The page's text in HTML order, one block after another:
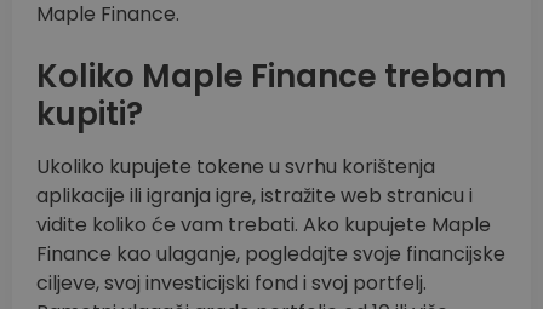
Maple Finance.
Koliko Maple Finance trebam
kupiti?
Ukoliko kupujete tokene u svrhu korištenja
aplikacije ili igranja igre, istražite web stranicu i
vidite koliko će vam trebati. Ako kupujete Maple
Finance kao ulaganje, pogledajte svoje financijske
ciljeve, svoj investicijski fond i svoj portfelj.